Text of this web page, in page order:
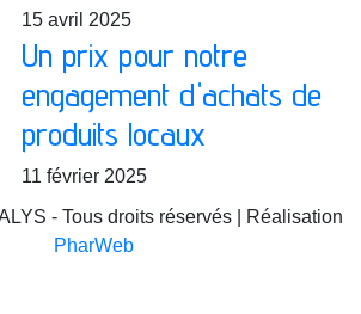
15 avril 2025
Un prix pour notre
engagement d'achats de
produits locaux
11 février 2025
- Tous droits réservés | Réalisation
PharWeb